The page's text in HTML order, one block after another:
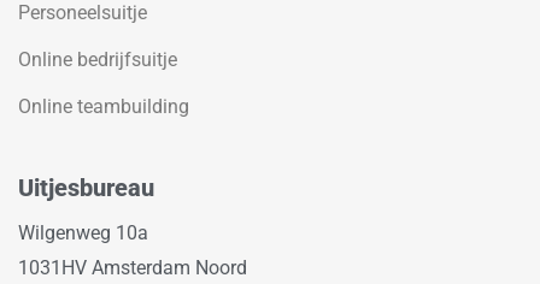
Personeelsuitje
Online bedrijfsuitje
Online teambuilding
Uitjesbureau
Wilgenweg 10a
1031HV Amsterdam Noord